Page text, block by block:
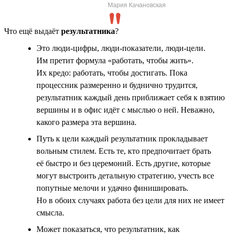
Мария Качановская
Что ещё выдаёт результатника?
Это люди-цифры, люди-показатели, люди-цели.
Им претит формула «работать, чтобы жить».
Их кредо: работать, чтобы достигать. Пока
процессник размеренно и буднично трудится,
результатник каждый день приближает себя к взятию
вершины и в офис идёт с мыслью о ней. Неважно,
какого размера эта вершина.
Путь к цели каждый результатник прокладывает
вольным стилем. Есть те, кто предпочитает брать
её быстро и без церемоний. Есть другие, которые
могут выстроить детальную стратегию, учесть все
попутные мелочи и удачно финишировать.
Но в обоих случаях работа без цели для них не имеет
смысла.
Может показаться, что результатник, как